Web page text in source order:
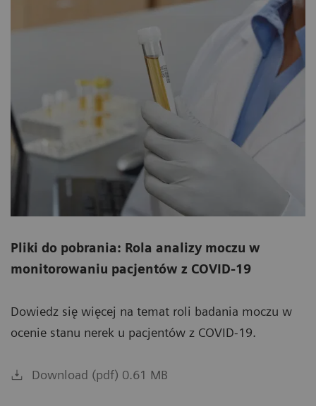
Pliki do pobrania: Rola analizy moczu w
monitorowaniu pacjentów z COVID-19
Dowiedz się więcej na temat roli badania moczu w
ocenie stanu nerek u pacjentów z COVID-19.
Download (pdf) 0.61 MB